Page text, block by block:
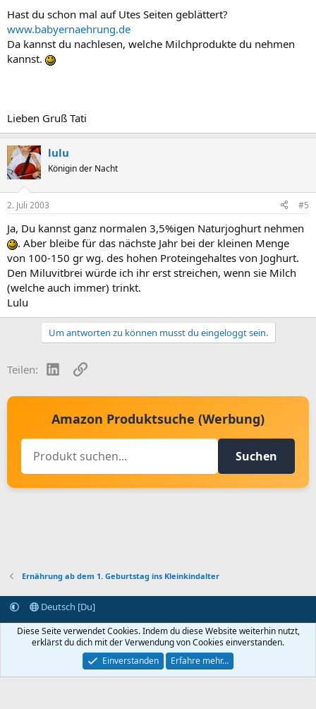
Hast du schon mal auf Utes Seiten geblättert?
www.babyernaehrung.de
Da kannst du nachlesen, welche Milchprodukte du nehmen
kannst.
Lieben Gruß Tati
lulu
Königin der Nacht
2. Juli 2003 #5
Ja, Du kannst ganz normalen 3,5%igen Naturjoghurt nehmen
. Aber bleibe für das nächste Jahr bei der kleinen Menge
von 100-150 gr wg. des hohen Proteingehaltes von Joghurt.
Den Miluvitbrei würde ich ihr erst streichen, wenn sie Milch
(welche auch immer) trinkt.
Lulu
Um antworten zu können musst du eingeloggt sein.
Teilen: LinkedInLink
Amazon Produktsuche (Werbung)
Suchen
Ernährung ab dem 1. Geburtstag ins Kleinkindalter
Deutsch [Du]
Kontakt aufnehmen
Bedingungen und Regeln
Datenschutz
Startseite
R
S
Community platform by XenForo® © 2010-2024 XenForo Ltd.
Diese Seite verwendet Cookies. Indem du diese Website weiterhin nutzt,
erklärst du dich mit der Verwendung von Cookies einverstanden.
Einverstanden
Erfahre mehr…